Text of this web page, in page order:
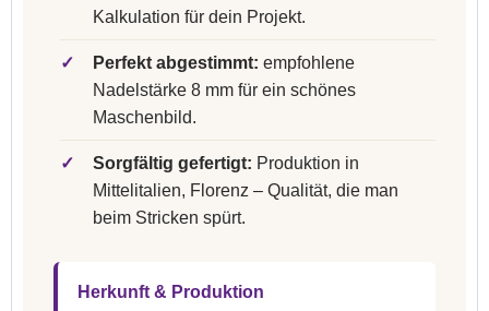
Kalkulation für dein Projekt.
✓ Perfekt abgestimmt: empfohlene
Nadelstärke 8 mm für ein schönes
Maschenbild.
✓ Sorgfältig gefertigt: Produktion in
Mittelitalien, Florenz – Qualität, die man
beim Stricken spürt.
Herkunft & Produktion